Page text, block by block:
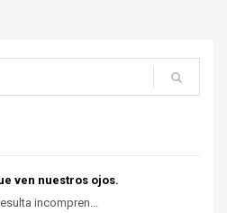
ven nuestros ojos.
incompren...